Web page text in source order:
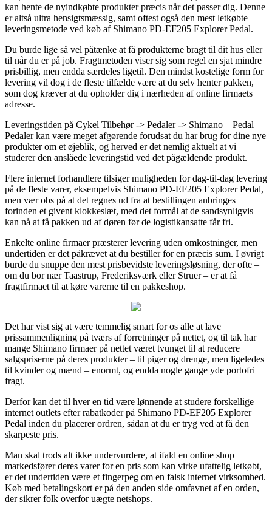
kan hente de nyindkøbte produkter præcis når det passer dig. Denne
er altså ultra hensigtsmæssig, samt oftest også den mest letkøbte
leveringsmetode ved køb af Shimano PD-EF205 Explorer Pedal.
Du burde lige så vel påtænke at få produkterne bragt til dit hus eller
til når du er på job. Fragtmetoden viser sig som regel en sjat mindre
prisbillig, men endda særdeles ligetil. Den mindst kostelige form for
levering vil dog i de fleste tilfælde være at du selv henter pakken,
som dog kræver at du opholder dig i nærheden af online firmaets
adresse.
Leveringstiden på Cykel Tilbehør -> Pedaler -> Shimano – Pedal –
Pedaler kan være meget afgørende forudsat du har brug for dine nye
produkter om et øjeblik, og herved er det nemlig aktuelt at vi
studerer den anslåede leveringstid ved det pågældende produkt.
Flere internet forhandlere tilsiger muligheden for dag-til-dag levering
på de fleste varer, eksempelvis Shimano PD-EF205 Explorer Pedal,
men vær obs på at det regnes ud fra at bestillingen anbringes
forinden et givent klokkeslæt, med det formål at de sandsynligvis
kan nå at få pakken ud af døren før de logistikansatte får fri.
Enkelte online firmaer præsterer levering uden omkostninger, men
undertiden er det påkrævet at du bestiller for en præcis sum. I øvrigt
burde du snuppe den mest prisbevidste leveringsløsning, der ofte –
om du bor nær Taastrup, Frederiksværk eller Struer – er at få
fragtfirmaet til at køre varerne til en pakkeshop.
Det har vist sig at være temmelig smart for os alle at lave
prissammenligning på tværs af forretninger på nettet, og til tak har
mange Shimano firmaer på nettet været tvunget til at reducere
salgspriserne på deres produkter – til piger og drenge, men ligeledes
til kvinder og mænd – enormt, og endda nogle gange yde portofri
fragt.
Derfor kan det til hver en tid være lønnende at studere forskellige
internet outlets efter rabatkoder på Shimano PD-EF205 Explorer
Pedal inden du placerer ordren, sådan at du er tryg ved at få den
skarpeste pris.
Man skal trods alt ikke undervurdere, at ifald en online shop
markedsfører deres varer for en pris som kan virke ufattelig letkøbt,
er det undertiden være et fingerpeg om en falsk internet virksomhed.
Køb med betalingskort er på den anden side omfavnet af en orden,
der sikrer folk overfor uægte netshops.